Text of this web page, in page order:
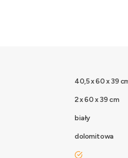
40,5 x 60 x 39
2 x 60 x 39 cm
biały
dolomitowa
tak